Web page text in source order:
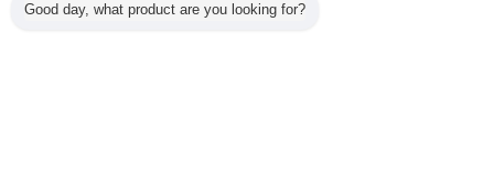
Good day, what product are you looking for?